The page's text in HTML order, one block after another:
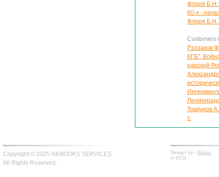
Флоря Б.Н.
60-х -
Флоря Б.Н.
Customers
Раззаков
КГБ".
царской
Торкунов
т.
Copyright © 2025 NKBOOKS SERVICES
All Rights Reserved.
Design by - fiksius
© 2011